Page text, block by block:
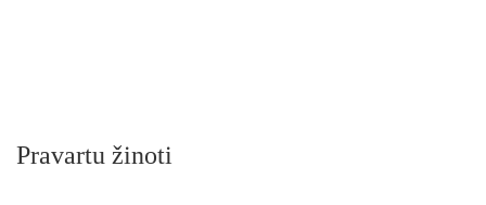
Pravartu žinoti